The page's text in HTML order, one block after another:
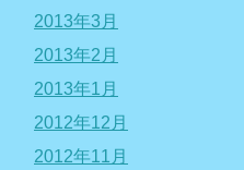
2013年3月
2013年2月
2013年1月
2012年12月
2012年11月